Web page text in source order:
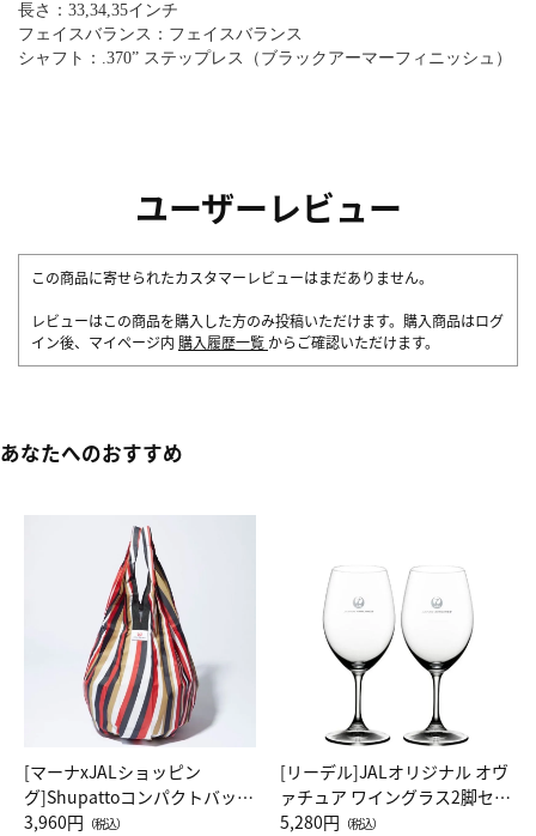
長さ：33,34,35インチ
フェイスバランス：フェイスバランス
シャフト：.370” ステップレス（ブラックアーマーフィニッシュ）
ユーザーレビュー
この商品に寄せられたカスタマーレビューはまだありません。
レビューはこの商品を購入した方のみ投稿いただけます。購入商品はログ
イン後、マイページ内 購入履歴一覧 からご確認いただけます。
あなたへのおすすめ
[マーナxJALショッピン
グ]Shupattoコンパクトバッグ
Drop JAL客室乗務員（LC）ス
3,960円 （税込）
[リーデル]JALオリジナル オヴ
ァチュア ワイングラス2脚セッ
ト（レッドワイン）
5,280円 （税込）